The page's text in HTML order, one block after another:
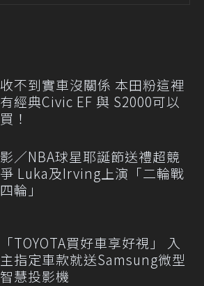
收不到實車沒關係 本田粉這裡
有經典Civic EF 與 S2000可以
買！
影／NBA球星耶誕節送禮超競
爭 Luka及Irving上演「二輪戰
四輪」
「TOYOTA買好車享好視」 入
主指定車款就送Samsung微型
智慧投影機